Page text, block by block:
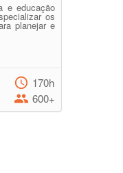
e educação
os
planejar e
170h
600+